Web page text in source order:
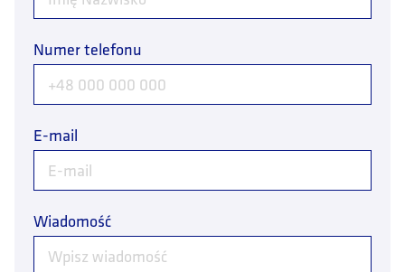
Numer telefonu
E-mail
Wiadomość